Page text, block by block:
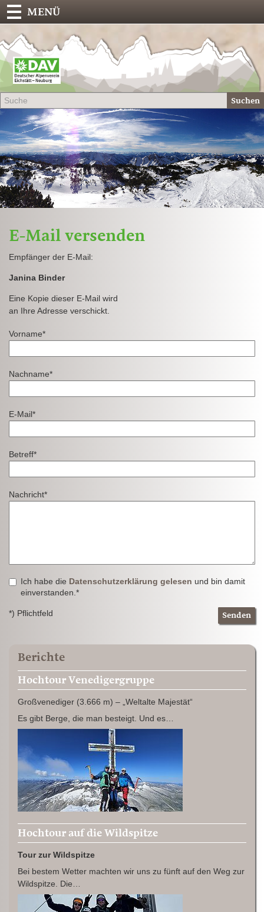
Suchen
MENÜ
E-Mail versenden
Empfänger der E-Mail:
Janina Binder
Eine Kopie dieser E-Mail wird
an Ihre Adresse verschickt.
Vorname*
Nachname*
E-Mail*
Betreff*
Nachricht*
Ich habe die Datenschutzerklärung gelesen und bin damit
einverstanden.*
*) Pflichtfeld Senden
Berichte
Hochtour Venedigergruppe
Großvenediger (3.666 m) – „Weltalte Majestät“
Es gibt Berge, die man besteigt. Und es…
Hochtour auf die Wildspitze
Tour zur Wildspitze
Bei bestem Wetter machten wir uns zu fünft auf den Weg zur
Wildspitze. Die…